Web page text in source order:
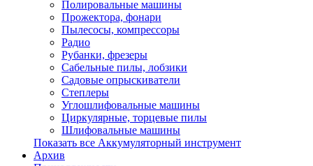
Полировальные машины
Прожектора, фонари
Пылесосы, компрессоры
Радио
Рубанки, фрезеры
Сабельные пилы, лобзики
Садовые опрыскиватели
Степлеры
Углошлифовальные машины
Циркулярные, торцевые пилы
Шлифовальные машины
Показать все Аккумуляторный инструмент
Архив